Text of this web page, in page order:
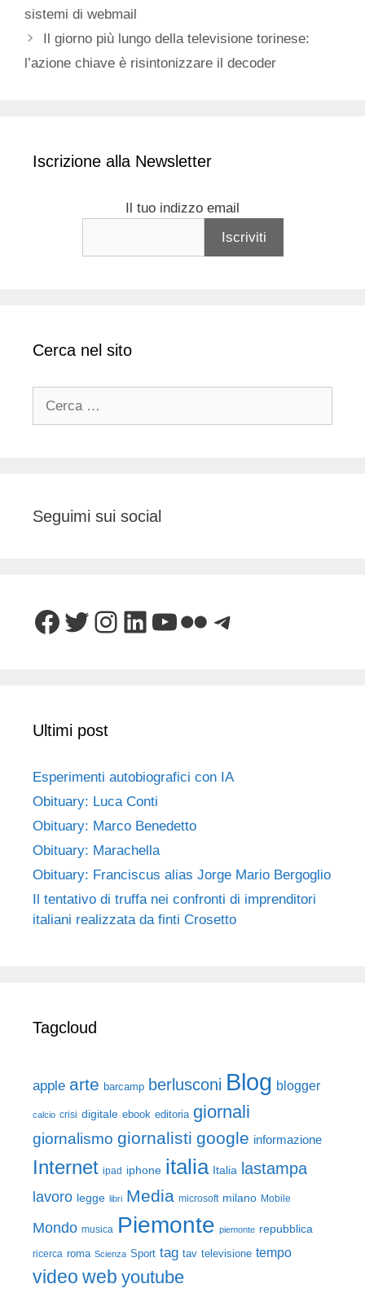
sistemi di webmail
Il giorno più lungo della televisione torinese:
l’azione chiave è risintonizzare il decoder
Iscrizione alla Newsletter
Il tuo indizzo email
Cerca nel sito
Seguimi sui social
Facebook
Twitter
Instagram
LinkedIn
YouTube
FlickrTelegram
Ultimi post
Esperimenti autobiografici con IA
Obituary: Luca Conti
Obituary: Marco Benedetto
Obituary: Marachella
Obituary: Franciscus alias Jorge Mario Bergoglio
Il tentativo di truffa nei confronti di imprenditori
italiani realizzata da finti Crosetto
Tagcloud
apple arte barcamp berlusconi Blog blogger
calcio crisi digitale ebook editoria giornali
giornalismo giornalisti google informazione
Internet ipad iphone italia Italia lastampa
lavoro legge libri Media microsoft milano Mobile
Mondo musica Piemonte piemonte repubblica
ricerca roma Scienza Sport tag tav televisione tempo
video web youtube